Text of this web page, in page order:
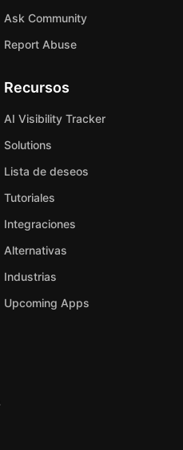
Ask Community
Report Abuse
Recursos
AI Visibility Tracker
Solutions
Lista de deseos
Tutoriales
Integraciones
Alternativas
Industrias
Upcoming Apps